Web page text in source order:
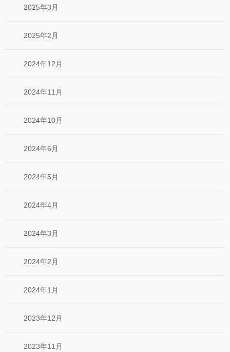
2025年3月
2025年2月
2024年12月
2024年11月
2024年10月
2024年6月
2024年5月
2024年4月
2024年3月
2024年2月
2024年1月
2023年12月
2023年11月